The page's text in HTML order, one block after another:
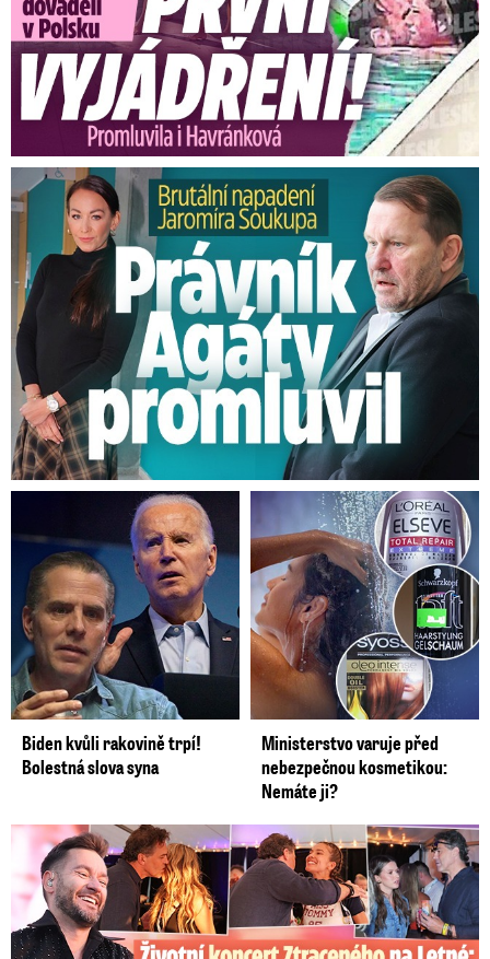
Brutální napadení Soukupa. Právník Agáty promluvil
Biden kvůli rakovině trpí!
Bolestná slova syna
Ministerstvo varuje před
nebezpečnou kosmetikou:
Nemáte ji?
Koncert Ztraceného na Letné: Jágr přišel s Dominikou, ale...